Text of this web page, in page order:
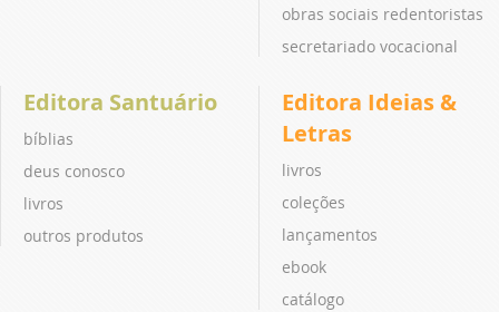
obras sociais redentoristas
secretariado vocacional
Editora Santuário
bíblias
deus conosco
livros
outros produtos
Editora Ideias &
Letras
livros
coleções
lançamentos
ebook
catálogo